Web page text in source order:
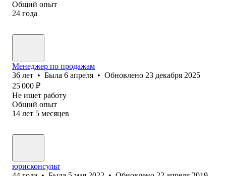
Общий опыт
24 года
Менеджер по продажам
36 лет • Была 6 апреля • Обновлено 23 декабря 2025
25 000 ₽
Не ищет работу
Общий опыт
14 лет 5 месяцев
юрисконсульт